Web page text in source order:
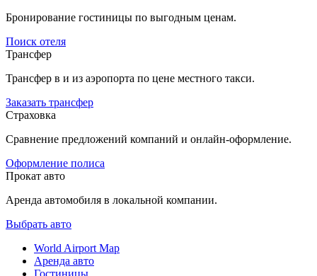
Бронирование гостиницы по выгодным ценам.
Поиск отеля
Трансфер
Трансфер в и из аэропорта по цене местного такси.
Заказать трансфер
Страховка
Сравнение предложений компаний и онлайн-оформление.
Оформление полиса
Прокат авто
Аренда автомобиля в локальной компании.
Выбрать авто
World Airport Map
Аренда авто
Гостиницы